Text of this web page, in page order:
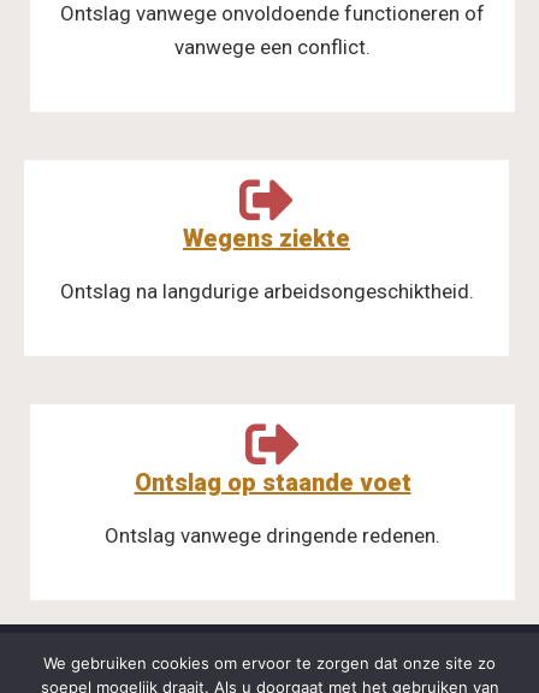
Ontslag vanwege onvoldoende functioneren of
vanwege een conflict.
Wegens ziekte
Ontslag na langdurige arbeidsongeschiktheid.
Ontslag op staande voet
Ontslag vanwege dringende redenen.
HOME CONTACT ONDERWERPEN
We gebruiken cookies om ervoor te zorgen dat onze site zo
soepel mogelijk draait. Als u doorgaat met het gebruiken van